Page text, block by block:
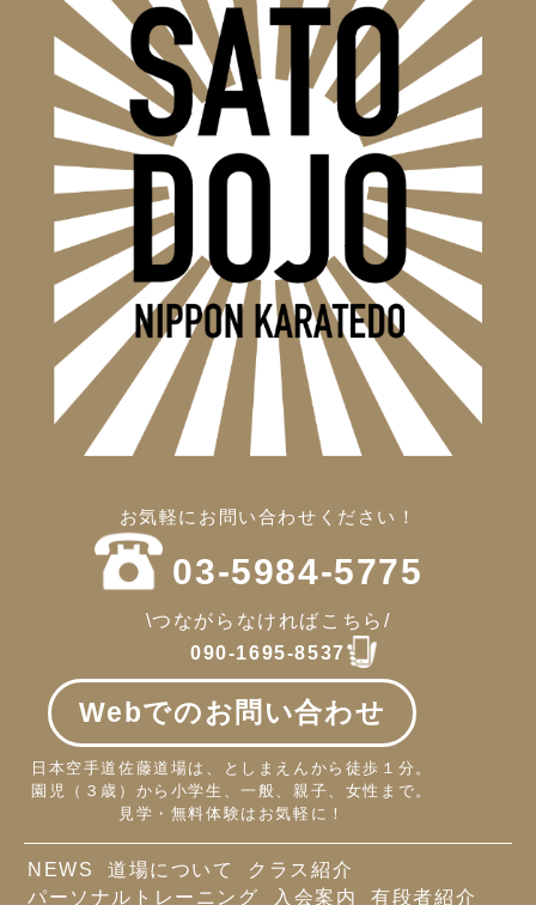
お気軽にお問い合わせください！
03-5984-5775
\つながらなければこちら/
090-1695-8537
Webでのお問い合わせ
日本空手道佐藤道場は、としまえんから徒歩１分。
園児（３歳）から小学生、一般、親子、女性まで。
見学・無料体験はお気軽に！
NEWS 道場について
クラス紹介
パーソナルトレーニング
入会案内 有段者紹介